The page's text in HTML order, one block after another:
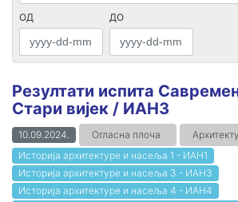
ОД ДО
Резултати испита
Стари вијек / ИАН3
10.09.2024. Огласна плоча
Историја архитектуре и насеља 1 - ИАН1
Историја архитектуре и насеља 3 - ИАН3
Историја архитектуре и насеља 4 - ИАН4